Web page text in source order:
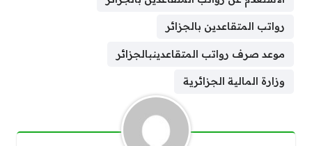
رواتب المتقاعدين بالجزائر
موعد صرف رواتب المتقاعدينبالجزائر
وزارة المالية الجزائرية